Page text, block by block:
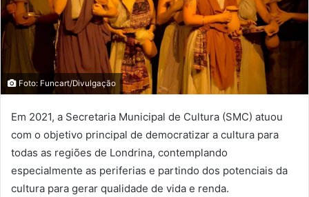
Foto: Funcart/Divulgação
Em 2021, a Secretaria Municipal de Cultura (SMC) atuou
com o objetivo principal de democratizar a cultura para
todas as regiões de Londrina, contemplando
especialmente as periferias e partindo dos potenciais da
cultura para gerar qualidade de vida e renda.